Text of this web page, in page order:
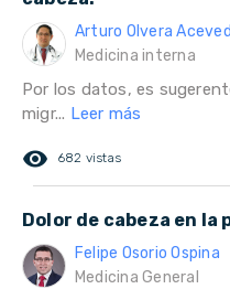
Arturo Olvera
Medicina interna
Por los datos, es
migr... Leer más
remove_red_eye 682 vistas
Dolor de cabeza en
Felipe Osorio Ospina
Medicina General